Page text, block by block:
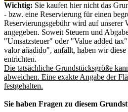
Wichtig: Sie kaufen hier nicht das
- bzw. eine Reservierung für einen
Reservierungsgebühr wird auf unserer
angegeben. Soweit Steuern und
"Umsatzsteuer" oder "Value added
valor añadido", anfällt, haben wir
entrichten.
Die tatsächliche Grundstücksgröße
abweichen. Eine exakte Angabe der
festgehalten.
Sie haben Fragen zu diesem